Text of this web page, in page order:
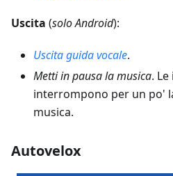
Uscita (solo Android):
Uscita guida vocale.
Metti in pausa la musica.
interrompono per un po'
musica.
Autovelox